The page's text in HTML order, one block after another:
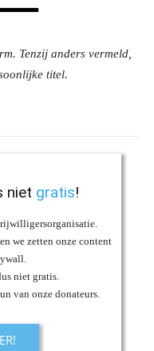
Tenzij anders vermeld,
titel.
niet gratis!
we zetten onze content
niet gratis.
van onze donateurs.